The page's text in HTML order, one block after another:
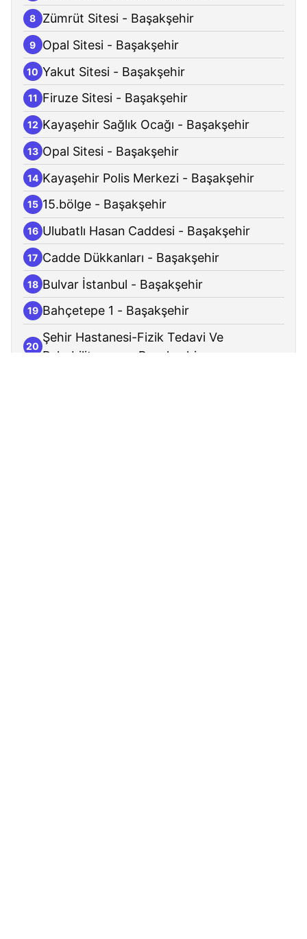
8 Zümrüt Sitesi - Başakşehir
9 Opal Sitesi - Başakşehir
10 Yakut Sitesi - Başakşehir
11 Firuze Sitesi - Başakşehir
12 Kayaşehir Sağlık Ocağı - Başakşehir
13 Opal Sitesi - Başakşehir
14 Kayaşehir Polis Merkezi - Başakşehir
15 15.bölge - Başakşehir
16 Ulubatlı Hasan Caddesi - Başakşehir
17 Cadde Dükkanları - Başakşehir
18 Bulvar İstanbul - Başakşehir
19 Bahçetepe 1 - Başakşehir
20
Şehir Hastanesi-Fizik Tedavi Ve
Rehabilitasyon - Başakşehir